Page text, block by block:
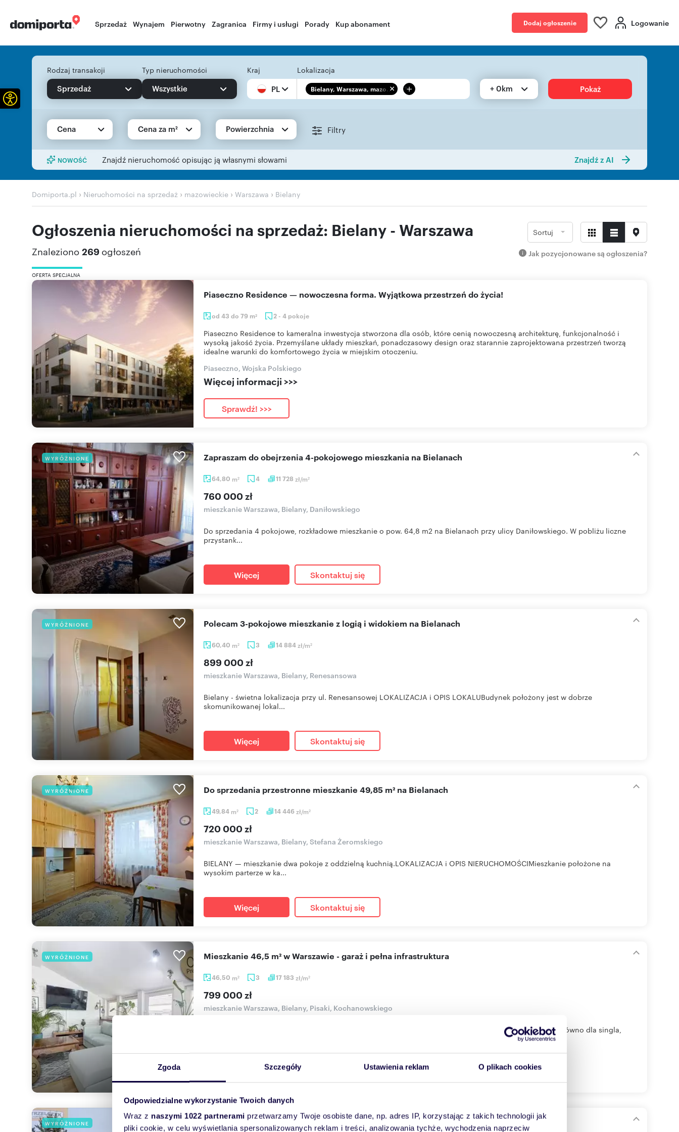
Zgoda Szczegóły Ustawienia reklam O plikach cookies
Odpowiedzialne wykorzystanie Twoich danych
Wraz z naszymi 1022 partnerami przetwarzamy Twoje osobiste dane, np. adres IP, korzystając z takich technologii jak
pliki cookie, w celu wyświetlania spersonalizowanych reklam i treści, analizowania tychże, wychodzenia naprzeciw
Sprzedaż Wynajem Pierwotny Zagranica Firmy i usługi Porady Kup abonament Dodaj ogłoszenie Logowanie
Rodzaj transakcji
Sprzedaż
Typ nieruchomości
Wszystkie
Kraj
PL
Lokalizacja
Bielany, Warszawa, mazo... + + 0km Pokaż
Cena Cena za m² Powierzchnia Filtry
NOWOŚĆ Znajdź nieruchomość opisując ją własnymi słowami Znajdź z AI
Domiporta.pl › Nieruchomości na sprzedaż › mazowieckie › Warszawa › Bielany
Ogłoszenia nieruchomości na sprzedaż: Bielany - Warszawa
Znaleziono 269 ogłoszeń
Sortuj
Jak pozycjonowane są ogłoszenia?
OFERTA SPECJALNA
od 43 do 79 m2 2 - 4 pokoje
Piaseczno Residence — nowoczesna forma. Wyjątkowa przestrzeń do życia!
Piaseczno Residence to kameralna inwestycja stworzona dla osób, które cenią nowoczesną architekturę, funkcjonalność i
wysoką jakość życia. Przemyślane układy mieszkań, ponadczasowy design oraz starannie zaprojektowana przestrzeń tworzą
idealne warunki do komfortowego życia w miejskim otoczeniu.
Piaseczno, Wojska Polskiego
Więcej informacji >>>
Sprawdź! >>>
WYRÓŻNIONE
64,80 m2 4 11 728 zł/m2
Zapraszam do obejrzenia 4-pokojowego mieszkania na Bielanach
760 000 zł
mieszkanie Warszawa, Bielany, Daniłowskiego
Do sprzedania 4 pokojowe, rozkładowe mieszkanie o pow. 64,8 m2 na Bielanach przy ulicy Daniłowskiego. W pobliżu liczne
przystank...
Więcej Skontaktuj się
WYRÓŻNIONE
60,40 m2 3 14 884zł/m2
Polecam 3-pokojowe mieszkanie z logią i widokiem na Bielanach
899 000 zł
mieszkanie Warszawa, Bielany, Renesansowa
Bielany - świetna lokalizacja przy ul. Renesansowej LOKALIZACJA i OPIS LOKALUBudynek położony jest w dobrze
skomunikowanej lokal...
Więcej Skontaktuj się
WYRÓŻNIONE
49,84 m2 2 14 446zł/m2
Do sprzedania przestronne mieszkanie 49,85 m² na Bielanach
720 000 zł
mieszkanie Warszawa, Bielany, Stefana Żeromskiego
BIELANY — mieszkanie dwa pokoje z oddzielną kuchnią.LOKALIZACJA i OPIS NIERUCHOMOŚCIMieszkanie położone na
wysokim parterze w ka...
Więcej Skontaktuj się
WYRÓŻNIONE
46,50 m2 3 17 183 zł/m2
Mieszkanie 46,5 m² w Warszawie - garaż i pełna infrastruktura
799 000 zł
mieszkanie Warszawa, Bielany, Pisaki, Kochanowskiego
Potrzebujesz dwóch sypialni a może gabinetu? K&S PARTNERS oferuje na sprzedaż mieszkanie idealne zarówno dla singla,
WYRÓŻNIONE Polecam przestronne 3-pokojowe mieszkanie z pełnym wyposażeniem na Bielanach
Otwórz pasek narzędzi